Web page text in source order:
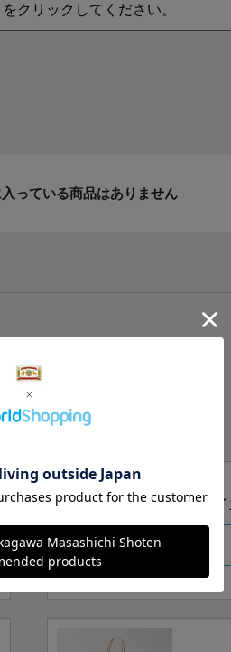
クリックしてください。
っている商品はありません
有料）はこちら
Sサイ